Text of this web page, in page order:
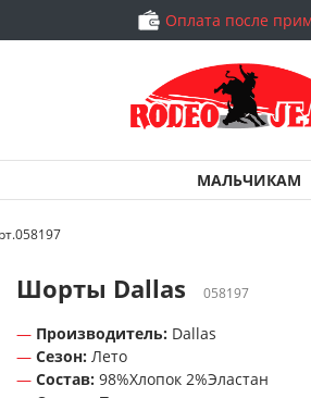
Оплата после
МАЛЬЧИКАМ
Шорты Dallas 058197
Производитель: Dallas
Сезон: Лето
Состав: 98%Хлопок 2%Эластан